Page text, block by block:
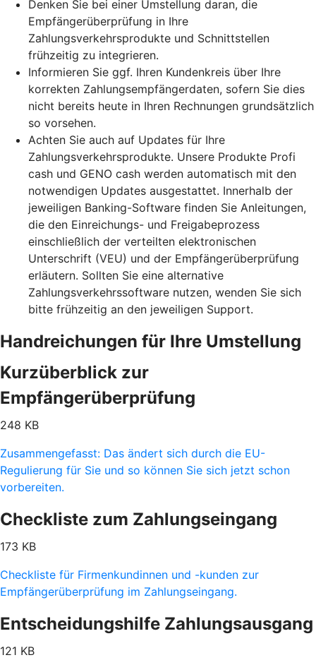
Denken Sie bei einer Umstellung daran, die
Empfängerüberprüfung in Ihre
Zahlungsverkehrsprodukte und Schnittstellen
frühzeitig zu integrieren.
Informieren Sie ggf. Ihren Kundenkreis über Ihre
korrekten Zahlungsempfängerdaten, sofern Sie dies
nicht bereits heute in Ihren Rechnungen grundsätzlich
so vorsehen.
Achten Sie auch auf Updates für Ihre
Zahlungsverkehrsprodukte. Unsere Produkte Profi
cash und GENO cash werden automatisch mit den
notwendigen Updates ausgestattet. Innerhalb der
jeweiligen Banking-Software finden Sie Anleitungen,
die den Einreichungs- und Freigabeprozess
einschließlich der verteilten elektronischen
Unterschrift (VEU) und der Empfängerüberprüfung
erläutern. Sollten Sie eine alternative
Zahlungsverkehrssoftware nutzen, wenden Sie sich
bitte frühzeitig an den jeweiligen Support.
Handreichungen für Ihre Umstellung
Kurzüberblick zur
Empfängerüberprüfung
248 KB
Zusammengefasst: Das ändert sich durch die EU-
Regulierung für Sie und so können Sie sich jetzt schon
vorbereiten.
Checkliste zum Zahlungseingang
173 KB
Checkliste für Firmenkundinnen und -kunden zur
Empfängerüberprüfung im Zahlungseingang.
Entscheidungshilfe Zahlungsausgang
121 KB